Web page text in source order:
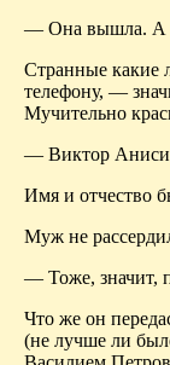
— Она вышла. А
Странные какие
телефону, —
Мучительно
— Виктор
Имя и отчество
Муж не
— Тоже, значит,
Что же он
(не лучше ли